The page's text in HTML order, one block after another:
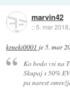
marvin42
::5. mar
krneki0001 je5. mar
Ko bodo vsi na
Skupaj s 50%
pa narest